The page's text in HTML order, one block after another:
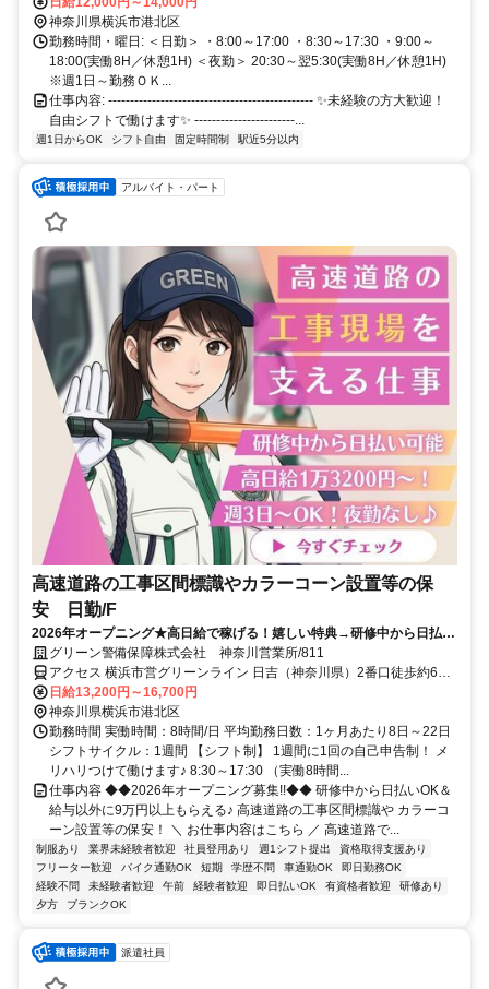
神奈川県横浜市港北区
勤務時間・曜日: ＜日勤＞ ・8:00～17:00 ・8:30～17:30 ・9:00～
18:00(実働8H／休憩1H) ＜夜勤＞ 20:30～翌5:30(実働8H／休憩1H)
※週1日～勤務ＯＫ...
仕事内容: ----------------------------------------------- ✨未経験の方大歓迎！
自由シフトで働けます✨ -----------------------...
週1日からOK シフト自由 固定時間制 駅近5分以内
アルバイト・パート
高速道路の工事区間標識やカラーコーン設置等の保
安 日勤/F
2026年オープニング★高日給で稼げる！嬉しい特典→研修中から日払い
可能！未経験OK！週3日～融通◎
グリーン警備保障株式会社 神奈川営業所/811
アクセス 横浜市営グリーンライン 日吉（神奈川県）2番口徒歩約6
分、横浜市営グリーンライン 日吉（神奈川県）2番口徒歩約6分、横
浜市営グリーンライン 日吉（神奈川県）2番口徒歩約6分 日吉駅周辺
の現場★直行直帰OK★神奈川県内に現場多数
日給13,200円～16,700円
神奈川県横浜市港北区
勤務時間 実働時間：8時間/日 平均勤務日数：1ヶ月あたり8日～22日
シフトサイクル：1週間 【シフト制】 1週間に1回の自己申告制！ メ
リハリつけて働けます♪ 8:30～17:30 （実働8時間...
仕事内容 ◆◆2026年オープニング募集!!◆◆ 研修中から日払いOK＆
給与以外に9万円以上もらえる♪ 高速道路の工事区間標識や カラーコ
ーン設置等の保安！ ＼ お仕事内容はこちら ／ 高速道路で...
制服あり 業界未経験者歓迎 社員登用あり 週1シフト提出
資格取得支援あり
フリーター歓迎
バイク通勤OK 短期 学歴不問 車通勤OK
即日勤務OK
経験不問
未経験者歓迎 午前 経験者歓迎 即日払いOK 有資格者歓迎
研修あり
夕方
ブランクOK
派遣社員